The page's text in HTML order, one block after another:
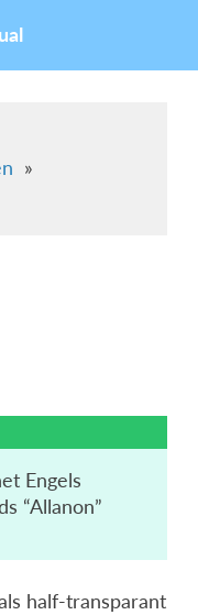
»
Engels
“Allanon”
half-transparant